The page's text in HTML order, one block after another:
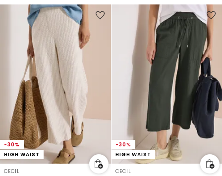
-30%
HIGH WAIST
CECIL
-30%
HIGH WAIST
CECIL